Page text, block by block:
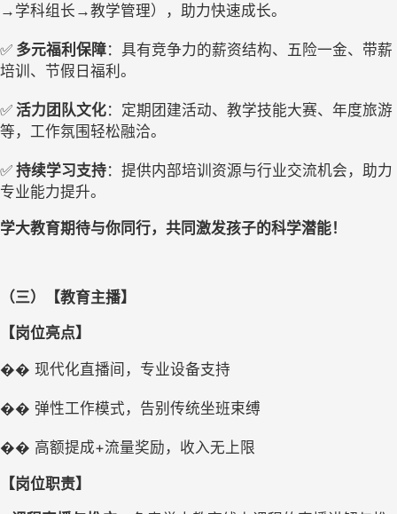
→ 学科组长 →教学管理），助力快速成长。
✅ 多元福利保障：具有竞争力的薪资结构、五险一金、带薪
培训、节假日福利。
✅ 活力团队文化：定期团建活动、教学技能大赛、年度旅游
等，工作氛围轻松融洽。
✅ 持续学习支持：提供内部培训资源与行业交流机会，助力
专业能力提升。
学大教育期待与你同行，共同激发孩子的科学潜能！
（三）【教育主播】
【岗位亮点】
�� 现代化直播间，专业设备支持
�� 弹性工作模式，告别传统坐班束缚
�� 高额提成+流量奖励，收入无上限
【岗位职责】